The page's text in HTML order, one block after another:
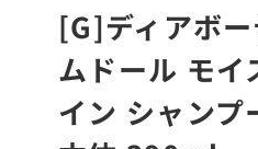
[G]ディアボ
ムドール モイ
イン シャンプ